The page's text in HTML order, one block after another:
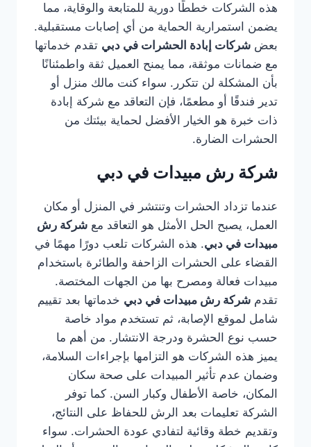
هذه الشركات خططًا دورية للمتابعة والوقاية، مما
يضمن استمرارية الحماية من أي إصابات مستقبلية.
بعض شركات إبادة الحشرات في دبي تقدم خدماتها
مع ضمانات موثقة، مما يمنح العميل ثقة واطمئنانًا
بأن المشكلة لن تتكرر. سواء كنت مالك منزل أو
تدير فندقًا أو مطعمًا، فإن التعاقد مع شركة إبادة
ذات خبرة هو الخيار الأفضل لحماية بيئتك من
الحشرات الضارة.
شركة رش مبيدات في دبي
عندما تزداد الحشرات وتنتشر في المنزل أو مكان
العمل، يصبح الحل الأمثل هو التعاقد مع شركة رش
مبيدات في دبي. هذه الشركات تلعب دورًا مهمًا في
القضاء على الحشرات الزاحفة والطائرة باستخدام
مبيدات فعالة ومصرح بها من الجهات المختصة.
تقدم شركة رش مبيدات في دبي خدماتها بعد تقييم
شامل لموقع الإصابة، ثم تستخدم مواد خاصة
حسب نوع الحشرة ودرجة الانتشار. من أهم ما
يميز هذه الشركات هو التزامها بإجراءات السلامة،
وضمان عدم تأثير المبيدات على صحة سكان
المكان، خاصة الأطفال وكبار السن. كما توفر
الشركة تعليمات بعد الرش للحفاظ على النتائج،
وتقديم خطة وقائية لتفادي عودة الحشرات. سواء